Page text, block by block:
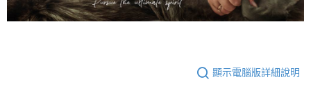
顯示電腦版詳細說明